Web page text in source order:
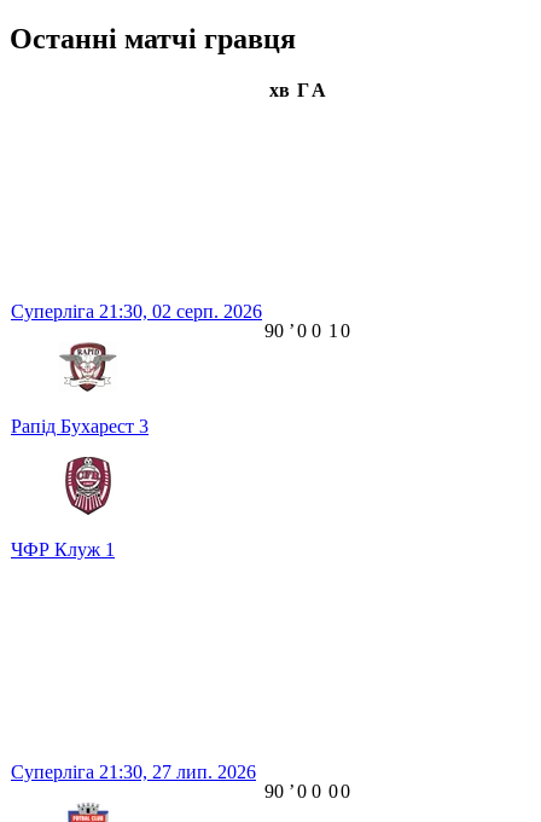
Останні матчі гравця
хв ГА
Суперліга 21:30, 02 серп. 2026
Рапід Бухарест 3
ЧФР Клуж 1
90 ʼ0 0 1 0
Суперліга 21:30, 27 лип. 2026
90 ʼ0 0 00